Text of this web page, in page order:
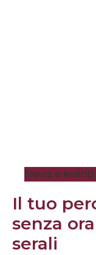
News e eventi
Il tuo
senza
serali